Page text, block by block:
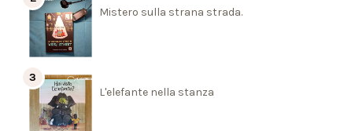
Mistero sulla strana strada.
L'elefante nella stanza